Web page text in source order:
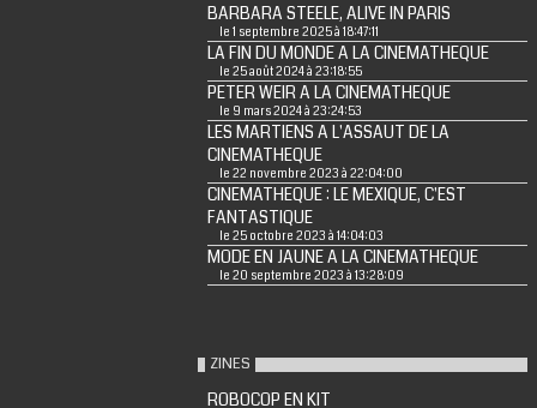
BARBARA STEELE, ALIVE IN PARIS
le 1 septembre 2025 à 18:47:11
LA FIN DU MONDE A LA CINEMATHEQUE
le 25 août 2024 à 23:18:55
PETER WEIR A LA CINEMATHEQUE
le 9 mars 2024 à 23:24:53
LES MARTIENS A L'ASSAUT DE LA
CINEMATHEQUE
le 22 novembre 2023 à 22:04:00
CINEMATHEQUE : LE MEXIQUE, C'EST
FANTASTIQUE
le 25 octobre 2023 à 14:04:03
MODE EN JAUNE A LA CINEMATHEQUE
le 20 septembre 2023 à 13:28:09
ZINES
ROBOCOP EN KIT